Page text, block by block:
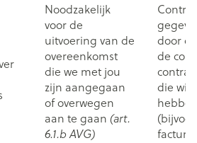
Noodzakelijk
voor de
uitvoering van de
overeenkomst
die we met jou
zijn aangegaan
of overwegen
aan te gaan (art.
6.1.b AVG)
door
de
die wij